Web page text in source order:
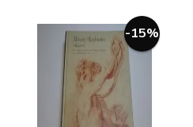
-15%